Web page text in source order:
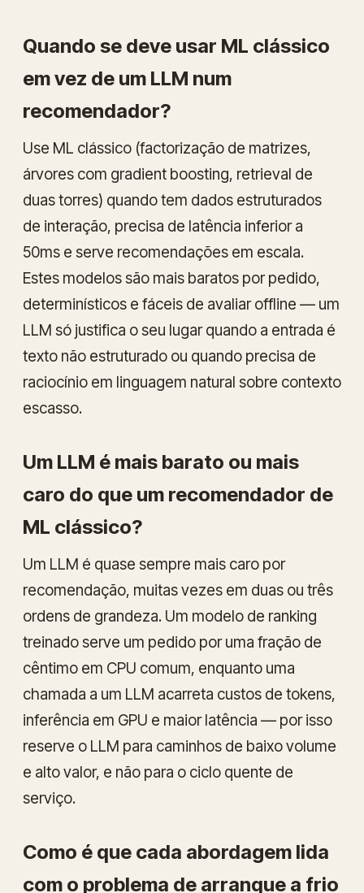
Quando se deve usar ML clássico
em vez de um LLM num
recomendador?
Use ML clássico (factorização de matrizes,
árvores com gradient boosting, retrieval de
duas torres) quando tem dados estruturados
de interação, precisa de latência inferior a
50ms e serve recomendações em escala.
Estes modelos são mais baratos por pedido,
determinísticos e fáceis de avaliar offline — um
LLM só justifica o seu lugar quando a entrada é
texto não estruturado ou quando precisa de
raciocínio em linguagem natural sobre contexto
escasso.
Um LLM é mais barato ou mais
caro do que um recomendador de
ML clássico?
Um LLM é quase sempre mais caro por
recomendação, muitas vezes em duas ou três
ordens de grandeza. Um modelo de ranking
treinado serve um pedido por uma fração de
cêntimo em CPU comum, enquanto uma
chamada a um LLM acarreta custos de tokens,
inferência em GPU e maior latência — por isso
reserve o LLM para caminhos de baixo volume
e alto valor, e não para o ciclo quente de
serviço.
Como é que cada abordagem lida
com o problema de arranque a frio